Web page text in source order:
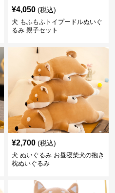
¥4,050 (税込)
犬 もふもふトイプードルぬいぐ
るみ 親子セット
¥2,700 (税込)
犬 ぬいぐるみ お昼寝柴犬の抱き
枕ぬいぐるみ